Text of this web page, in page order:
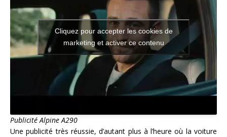
Cliquez pour accepter les cookies de
marketing et activer ce contenu
Publicité Alpine A290
Une publicité très réussie, d’autant plus à l’heure où la voiture